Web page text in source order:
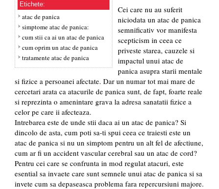
Etichete:
atac de panica
simptome atac de panica:
cum stii ca ai un atac de panica
cum oprim un atac de panica
tratamente atac de panica
Cei care nu au suferit
niciodata un atac de panica
semnificativ vor manifesta
scepticism in ceea ce
priveste starea, cauzele si
impactul unui atac de
panica asupra starii mentale
si fizice a persoanei afectate. Dar un numar tot mai mare de
cercetari arata ca atacurile de panica sunt, de fapt, foarte reale
si reprezinta o amenintare grava la adresa sanatatii fizice a
celor pe care ii afecteaza.
Intrebarea este de unde stii daca ai un atac de panica? Si
dincolo de asta, cum poti sa-ti spui ceea ce traiesti este un
atac de panica si nu un simptom pentru un alt fel de afectiune,
cum ar fi un accident vascular cerebral sau un atac de cord?
Pentru cei care se confrunta in mod regulat atacuri, este
esential sa invaete care sunt semnele unui atac de panica si sa
invete cum sa depaseasca problema fara repercursiuni majore.